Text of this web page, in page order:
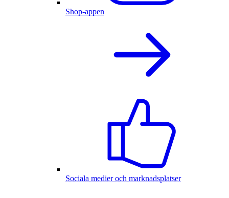
Shop-appen
Sociala medier och marknadsplatser